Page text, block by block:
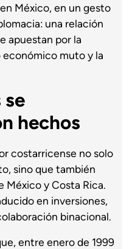
México, en un gesto
una relación
apuestan por la
muto y la
se
hechos
costarricense no solo
sino que también
México y Costa Rica.
en inversiones,
binacional.
entre enero de 1999